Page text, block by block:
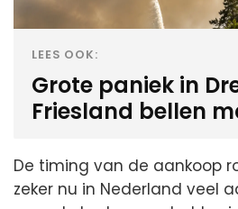
LEES OOK:
Grote paniek in
Friesland bellen
De timing van de aankoop
zeker nu in Nederland veel